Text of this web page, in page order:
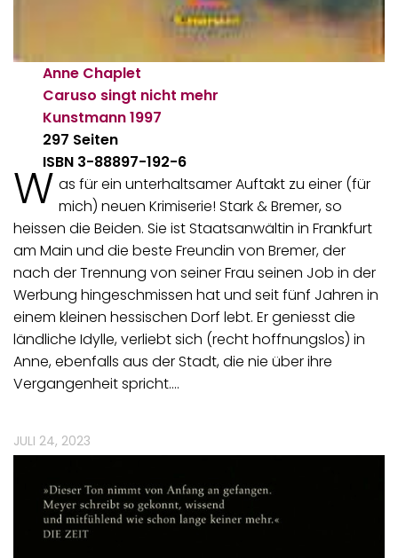
Anne Chaplet
Caruso singt nicht mehr
Kunstmann1997
297 Seiten
ISBN 3-88897-192-6
W as für ein unterhaltsamer Auftakt zu einer (für
mich) neuen Krimiserie! Stark & Bremer, so
heissen die Beiden. Sie ist Staatsanwältin in Frankfurt
am Main und die beste Freundin von Bremer, der
nach der Trennung von seiner Frau seinen Job in der
Werbung hingeschmissen hat und seit fünf Jahren in
einem kleinen hessischen Dorf lebt. Er geniesst die
ländliche Idylle, verliebt sich (recht hoffnungslos) in
Anne, ebenfalls aus der Stadt, die nie über ihre
Vergangenheit spricht.…
JULI 24, 2023